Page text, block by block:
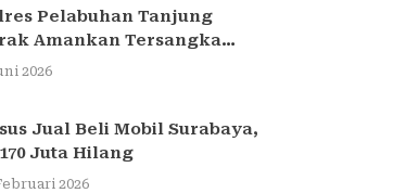
Pelabuhan Tanjung
Amankan Tersangka
Komponen Traffic
2026
Jual Beli Mobil Surabaya,
Juta Hilang
2026